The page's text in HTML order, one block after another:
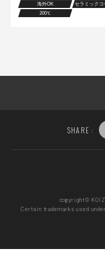
海外OK
セラミックコ
200℃
SHARE :
copyright©
Certain trademarks used